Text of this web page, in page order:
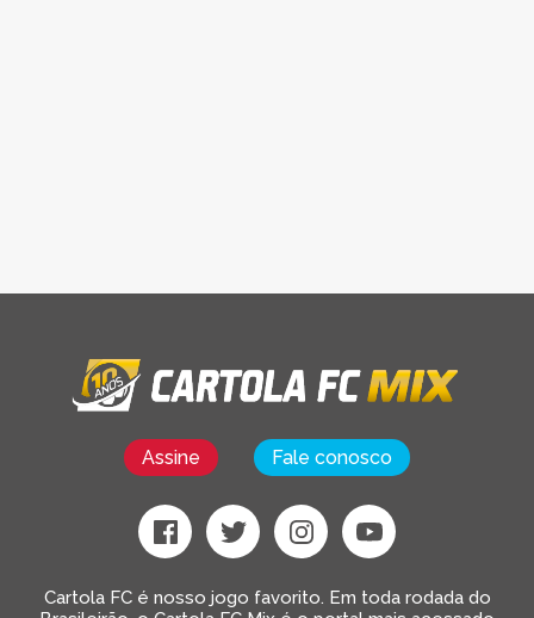
Assine Fale conosco
Cartola FC é nosso jogo favorito. Em toda rodada do